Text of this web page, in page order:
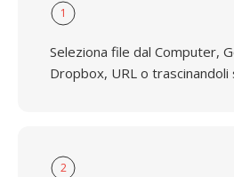
1
Seleziona file dal Computer,
Dropbox, URL o trascinandoli
2